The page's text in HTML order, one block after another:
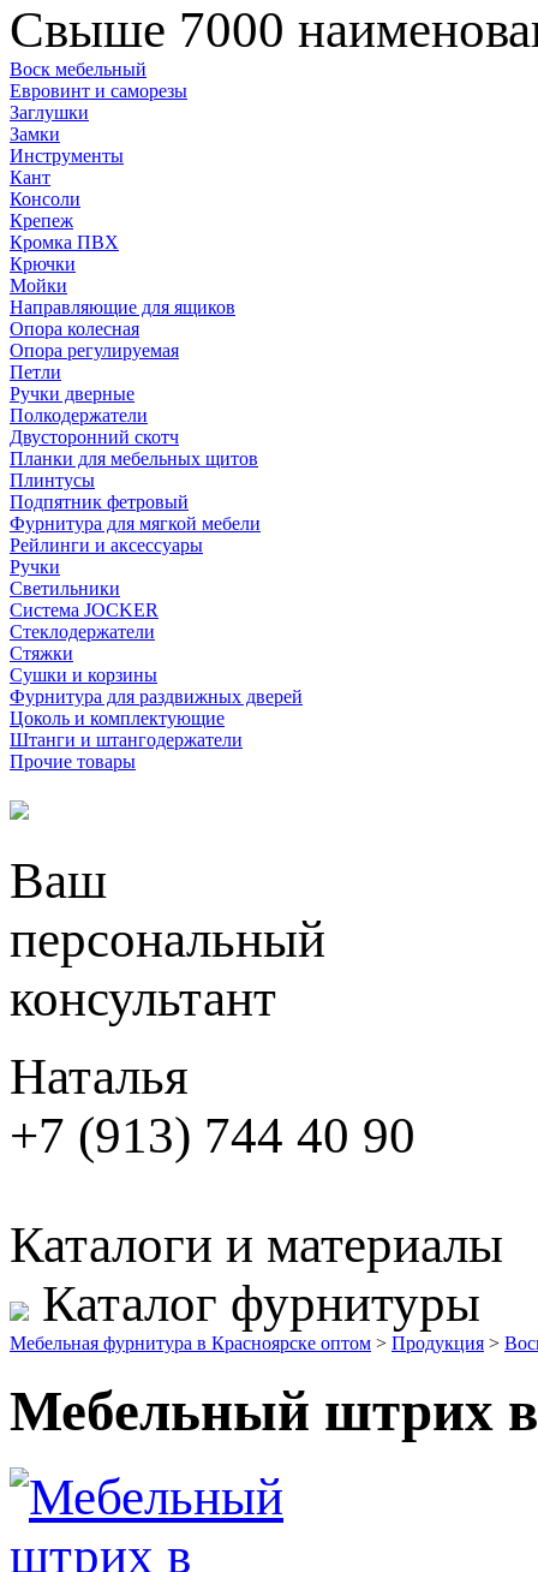
Свыше 7000
Воск мебельный
Евровинт и саморезы
Заглушки
Замки
Инструменты
Кант
Консоли
Крепеж
Кромка ПВХ
Крючки
Мойки
Направляющие для ящиков
Опора колесная
Опора регулируемая
Петли
Ручки дверные
Полкодержатели
Двусторонний скотч
Планки для мебельных щитов
Плинтусы
Подпятник фетровый
Фурнитура для мягкой мебели
Рейлинги и аксессуары
Ручки
Светильники
Система JOCKER
Стеклодержатели
Стяжки
Сушки и корзины
Фурнитура для раздвижных дверей
Цоколь и комплектующие
Штанги и штангодержатели
Прочие товары
Ваш
персональный
консультант
Наталья
+7 (913) 744 40 90
Каталоги и материалы
Каталог фурнитуры
Мебельная фурнитура в Красноярске оптом > Продукция >
Мебельный штрих в